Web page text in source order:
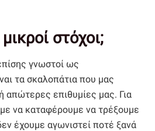
μικροί στόχοι;
γνωστοί ως
τα σκαλοπάτια που μας
απώτερες επιθυμίες μας. Για
να καταφέρουμε να τρέξουμε
έχουμε αγωνιστεί ποτέ ξανά